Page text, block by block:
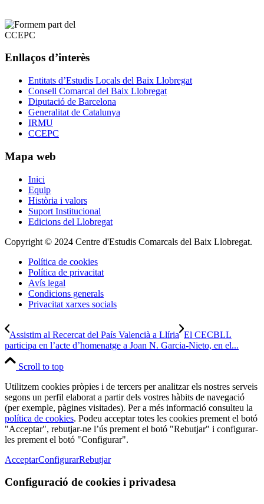
Enllaços d’interès
Entitats d’Estudis Locals del Baix Llobregat
Consell Comarcal del Baix Llobregat
Diputació de Barcelona
Generalitat de Catalunya
IRMU
CCEPC
Mapa web
Inici
Equip
Història i valors
Suport Institucional
Edicions del Llobregat
Copyright © 2024 Centre d'Estudis Comarcals del Baix Llobregat.
Política de cookies
Política de privacitat
Avís legal
Condicions generals
Privacitat xarxes socials
Assistim al Recercat del País Valencià a Llíria El CECBLL
participa en l’acte d’homenatge a Joan N. Garcia-Nieto, en el...
Scroll to top
Utilitzem cookies pròpies i de tercers per analitzar els nostres serveis
segons un perfil elaborat a partir dels vostres hàbits de navegació
(per exemple, pàgines visitades). Per a més informació consulteu la
política de cookies. Podeu acceptar totes les cookies prement el botó
"Acceptar", rebutjar-ne l’ús prement el botó "Rebutjar" i configurar-
les prement el botó "Configurar".
AcceptarConfigurarRebutjar
Configuració de cookies i privadesa